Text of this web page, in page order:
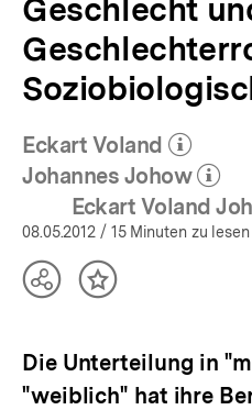
Geschlecht
Eckart Voland
(Mehr zum
öffnen
Johannes Johow
(Mehr zum
Eckart Voland
08.05.2012 / 15 Minuten zu lesen
TeilenInhalt
Die Unterteilung in
"weiblich" hat ihre